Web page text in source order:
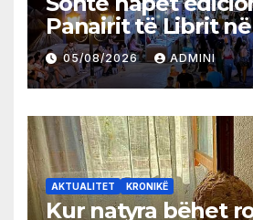
Panairit të Librit
05/08/2026 ADMINI
AKTUALITET KRONIKË
Kur natyra bëhet